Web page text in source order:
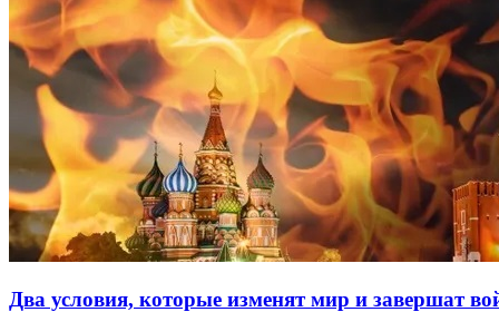
Два условия, которые изменят мир и завершат